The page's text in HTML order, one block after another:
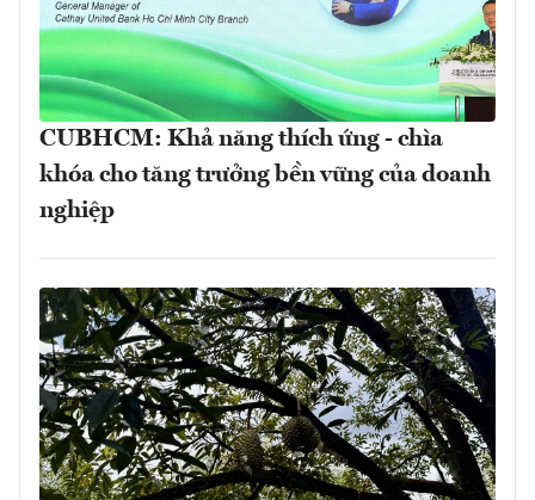
CUBHCM: Khả năng thích ứng - chìa
khóa cho tăng trưởng bền vững của doanh
nghiệp